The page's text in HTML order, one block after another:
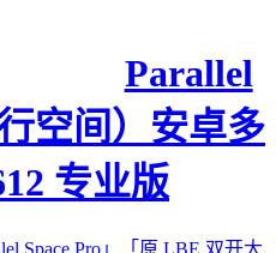
Parallel
空间）安卓多
专业版
Space Pro」「原 LBE 双开大